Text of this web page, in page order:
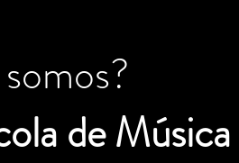
de Música